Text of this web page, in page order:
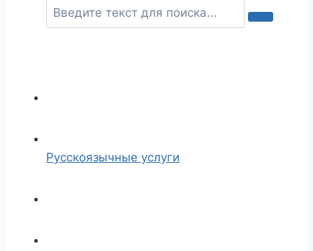
Русскоязычные услуги